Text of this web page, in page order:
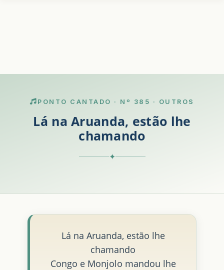
PONTO CANTADO · Nº 385 · OUTROS
Lá na Aruanda, estão lhe
chamando
✦
Lá na Aruanda, estão lhe
chamando
Congo e Monjolo mandou lhe